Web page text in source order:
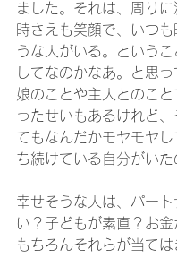
ました。それは、周り
時さえも笑顔で、いつ
うな人がいる。というこ
してなのかなあ。と思っ
娘のことや主人とのこ
ったせいもあるけれど
てもなんだかモヤモヤ
ち続けている自分がいた
幸せそうな人は、パート
い？子どもが素直？お金
もちろんそれらが当て